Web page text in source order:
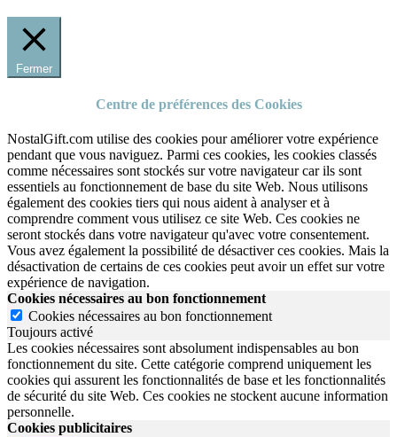
Fermer
Centre de préférences des Cookies
NostalGift.com utilise des cookies pour améliorer votre expérience
pendant que vous naviguez. Parmi ces cookies, les cookies classés
comme nécessaires sont stockés sur votre navigateur car ils sont
essentiels au fonctionnement de base du site Web. Nous utilisons
également des cookies tiers qui nous aident à analyser et à
comprendre comment vous utilisez ce site Web. Ces cookies ne
seront stockés dans votre navigateur qu'avec votre consentement.
Vous avez également la possibilité de désactiver ces cookies. Mais la
désactivation de certains de ces cookies peut avoir un effet sur votre
expérience de navigation.
Cookies nécessaires au bon fonctionnement
Cookies nécessaires au bon fonctionnement
Toujours activé
Les cookies nécessaires sont absolument indispensables au bon
fonctionnement du site. Cette catégorie comprend uniquement les
cookies qui assurent les fonctionnalités de base et les fonctionnalités
de sécurité du site Web. Ces cookies ne stockent aucune information
personnelle.
Cookies publicitaires